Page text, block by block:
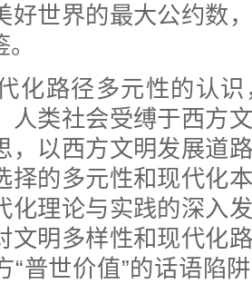
好世界的最大公约数
路径多元性的认识
人类社会受缚于西方
，以西方文明发展道
择的多元性和现代化
化理论与实践的深入
文明多样性和现代化
“普世价值”的话语陷